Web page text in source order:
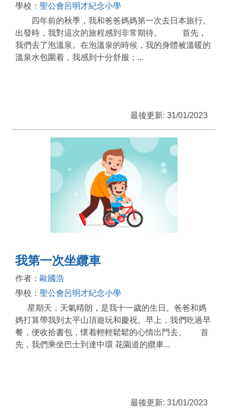
學校： 聖公會呂明才紀念小學
四年前的秋季，我和爸爸媽媽第一次去日本旅行。
出發時，我對這次的旅程感到非常期待。 首先，
我們去了泡溫泉。在泡溫泉的時候，我的身體被溫暖的
溫泉水包圍着，我感到十分舒服；...
最後更新: 31/01/2023
我第一次坐纜車
作者： 歐國浩
學校： 聖公會呂明才紀念小學
星期天，天氣晴朗，是我十一歲的生日。爸爸和媽
媽打算帶我到太平山頂遊玩和慶祝。早上，我們吃過早
餐，便收拾書包，懷着輕輕鬆鬆的心情出門去。 首
先，我們乘坐巴士到達中環 花園道的纜車...
最後更新: 31/01/2023